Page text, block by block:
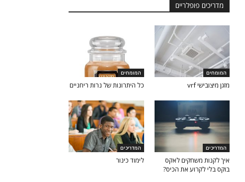
מדריכים פופלריים
המומחים
מזגן מיצובישי vrf
המומחים
כל היתרונות של נרות ריחניים
המדריכים
איך לקנות משחקים לאקס
בוקס בלי לקרוע את הכיס?
המדריכים
לימוד כינור